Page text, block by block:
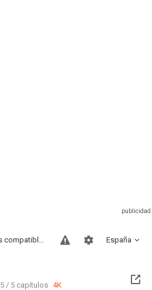
España
Sitios compatibles
5 / 5 capítulos 4K